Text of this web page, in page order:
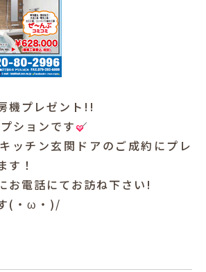
機プレゼント!!
ションです
ッチン玄関ドアのご成約にプレ
す！
お電話にてお訪ね下さい!
(・ω・)/